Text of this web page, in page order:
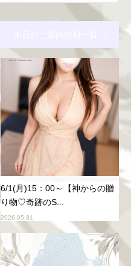
6/1(月)15：00～【神からの贈
り物♡奇跡のS...
2026.05.31